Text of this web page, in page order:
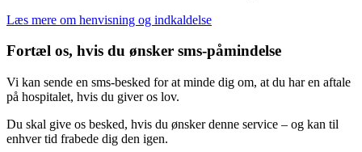
Læs mere om henvisning og indkaldelse
Fortæl os, hvis du ønsker sms-påmindelse
Vi kan sende en sms-besked for at minde dig om, at du har en aftale
på hospitalet, hvis du giver os lov.
Du skal give os besked, hvis du ønsker denne service – og kan til
enhver tid frabede dig den igen.